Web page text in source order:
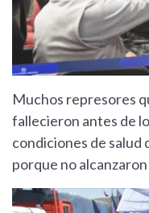
Muchos represores
fallecieron antes de
condiciones de
porque no